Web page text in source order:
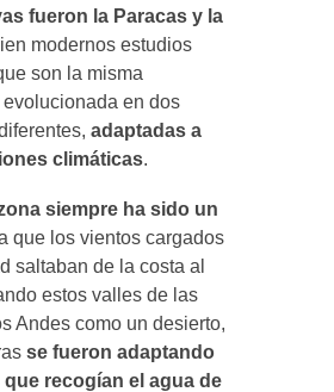
fueron la Paracas y la
modernos estudios
son la misma
en dos
adaptadas a
climáticas.
siempre ha sido un
que los vientos cargados
saltaban de la costa al
estos valles de las
Andes como un desierto,
se fueron adaptando
recogían el agua de